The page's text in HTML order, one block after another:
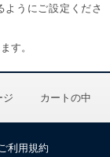
ようにご設定くださ
す。
ジ カートの中
利用規約